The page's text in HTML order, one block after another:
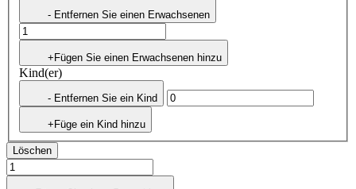
- Entfernen Sie einen Erwachsenen
+Fügen Sie einen Erwachsenen hinzu
Kind(er)
- Entfernen Sie ein Kind
+Füge ein Kind hinzu
Löschen